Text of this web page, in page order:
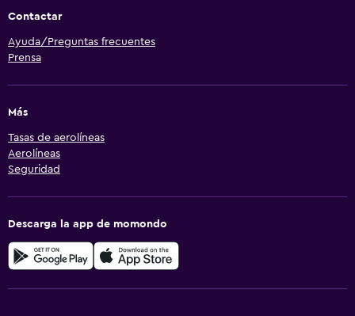
Contactar
Ayuda/Preguntas frecuentes
Prensa
Más
Tasas de aerolíneas
Aerolíneas
Seguridad
Descarga la app de momondo